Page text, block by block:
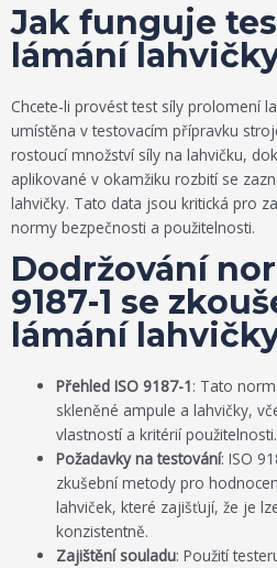
Jak funguje
lámání
Chcete-li provést test síly prolomení
umístěna v testovacím přípravku
rostoucí množství síly na lahvičku,
aplikované v okamžiku rozbití se
lahvičky. Tato data jsou kritická pro
normy bezpečnosti a použitelnosti.
Dodržování
9187-1 se
lámání
Přehled ISO 9187-1: Tato
skleněné ampule a lahvičky,
vlastností a kritérií použitelnosti.
Požadavky na testování: ISO
zkušební metody pro
lahviček, které zajišťují, že je
konzistentně.
Zajištění souladu: Použití